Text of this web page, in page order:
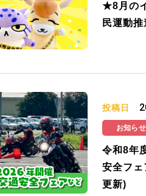
★8月の
民運動
投稿日
お知らせ
令和8年
安全フ
更新)